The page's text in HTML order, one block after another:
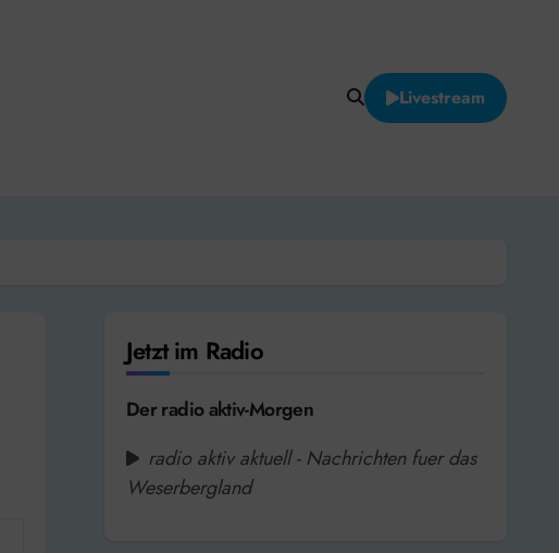
Livestream
Jetzt im Radio
Der radio aktiv-Morgen
radio aktiv aktuell - Nachrichten fuer das
Weserbergland